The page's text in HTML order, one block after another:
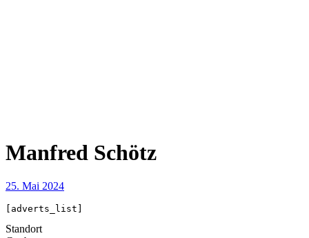
Manfred Schötz
25. Mai 2024
[adverts_list]
Standort